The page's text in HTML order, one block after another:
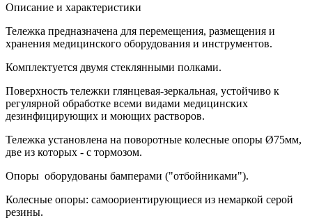
Описание и характеристики
Тележка предназначена для перемещения, размещения и
хранения медицинского оборудования и инструментов.
Комплектуется двумя стеклянными полками.
Поверхность тележки глянцевая-зеркальная, устойчиво к
регулярной обработке всеми видами медицинских
дезинфицирующих и моющих растворов.
Тележка установлена на поворотные колесные опоры Ø75мм,
две из которых - с тормозом.
Опоры оборудованы бамперами ("отбойниками").
Колесные опоры: самоориентирующиеся из немаркой серой
резины.